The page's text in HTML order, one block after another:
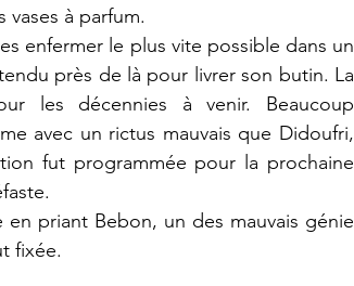
à parfum.
enfermer le plus vite possible dans un
près de là pour livrer son butin. La
les décennies à venir. Beaucoup
avec un rictus mauvais que Didoufri,
fut programmée pour la prochaine
priant Bebon, un des mauvais génie
fixée.